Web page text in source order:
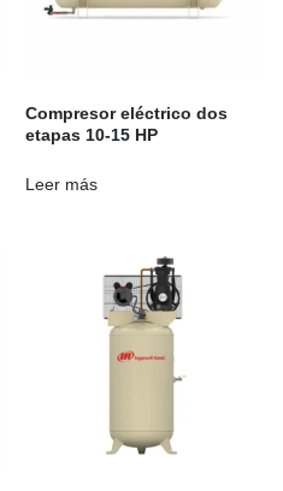
Compresor eléctrico dos
etapas 10-15 HP
Leer más